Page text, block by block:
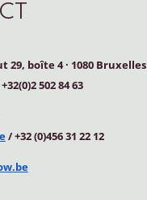
29, boîte 4· 1080 Bruxelles
502 84 63
/ +32 (0)456 31 22 12